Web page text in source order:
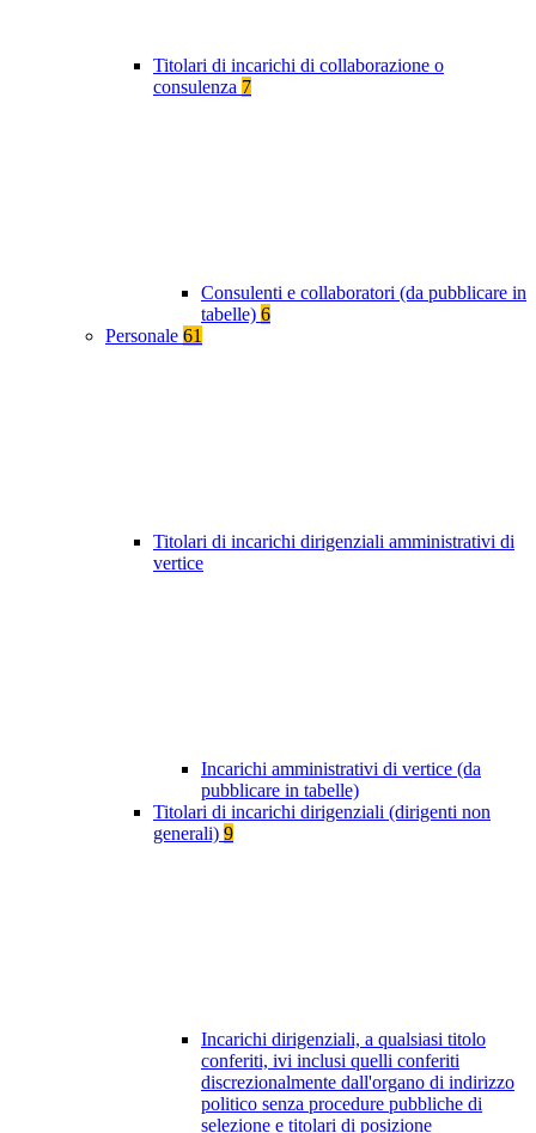
Titolari di incarichi di collaborazione o
consulenza 7
Consulenti e collaboratori (da pubblicare in
tabelle) 6
Personale 61
Titolari di incarichi dirigenziali amministrativi di
vertice
Incarichi amministrativi di vertice (da
pubblicare in tabelle)
Titolari di incarichi dirigenziali (dirigenti non
generali) 9
Incarichi dirigenziali, a qualsiasi titolo
conferiti, ivi inclusi quelli conferiti
discrezionalmente dall'organo di indirizzo
politico senza procedure pubbliche di
selezione e titolari di posizione